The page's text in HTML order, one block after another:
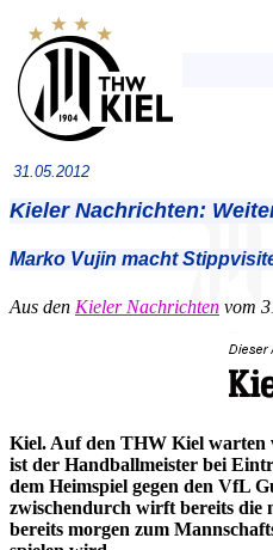
31.05.2012
Kieler Nachrichten:
Marko Vujin macht
Aus den Kieler Nachrichten vom
Kiel. Auf den THW Kiel warten
ist der Handballmeister bei
dem Heimspiel gegen den VfL
zwischendurch wirft bereits die
bereits morgen zum